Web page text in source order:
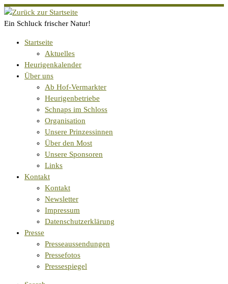
Zum
Inhalt
Ein Schluck frischer Natur!
Startseite
Aktuelles
Heurigenkalender
Über uns
Ab Hof-Vermarkter
Heurigenbetriebe
Schnaps im Schloss
Organisation
Unsere Prinzessinnen
Über den Most
Unsere Sponsoren
Links
Kontakt
Kontakt
Newsletter
Impressum
Datenschutzerklärung
Presse
Presseaussendungen
Pressefotos
Pressespiegel